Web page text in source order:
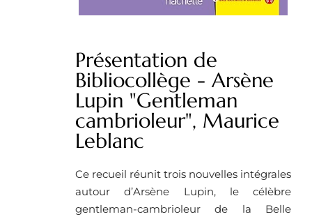
Présentation de
Bibliocollège - Arsène
Lupin "Gentleman
cambrioleur", Maurice
Leblanc
Ce recueil réunit trois nouvelles intégrales
autour d’Arsène Lupin, le célèbre
gentleman-cambrioleur de la Belle